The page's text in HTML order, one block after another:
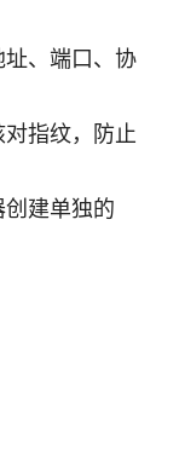
、端口、协
指纹，防止
建单独的